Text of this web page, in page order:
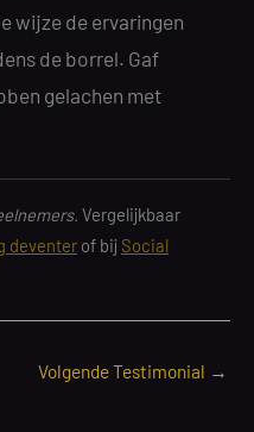
wijze de ervaringen
de borrel. Gaf
gelachen met
Vergelijkbaar
deventer of bij Social
Volgende Testimonial →